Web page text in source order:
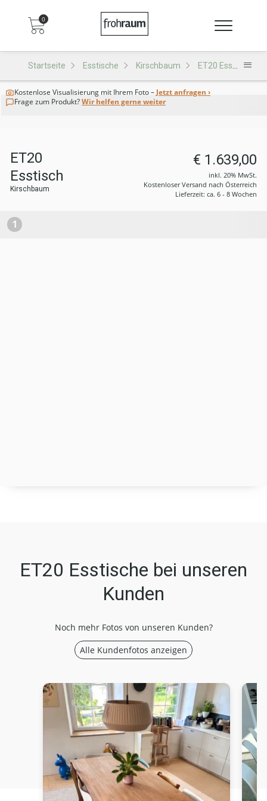
0
Startseite Esstische Kirschbaum ET20 Esstisch
Kostenlose Visualisierung mit Ihrem Foto – Jetzt anfragen ›
Frage zum Produkt?Wir helfen gerne weiter
ET20
Esstisch
Kirschbaum
€ 1.639,00
inkl. 20% MwSt.
Kostenloser Versand nach Österreich
Lieferzeit: ca. 6 - 8 Wochen
1
ET20 Esstische bei unseren
Kunden
Noch mehr Fotos von unseren Kunden?
Alle Kundenfotos anzeigen